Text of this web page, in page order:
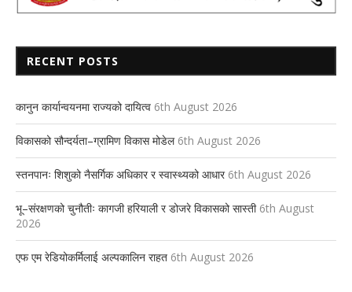
RECENT POSTS
कानुन कार्यान्वयनमा राज्यको दायित्व 6th August 2026
विकासको सौन्दर्यता–ग्रामिण विकास मोडेल 6th August 2026
स्तनपानः शिशुको नैसर्गिक अधिकार र स्वास्थ्यको आधार 6th August 2026
भू–संरक्षणको चुनौतीः कागजी हरियाली र डोजरे विकासको सास्ती 6th August
2026
एफ एम रेडियोकर्मिलाई अल्पकालिन राहत 6th August 2026